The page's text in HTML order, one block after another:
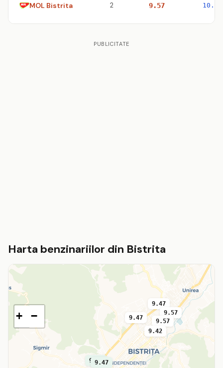
MOL Bistrita 2 9.57 10.83
PUBLICITATE
Harta benzinariilor din Bistrita
9.41
9.47
9.47
9.47
9.57
9.42
9.57
+ −